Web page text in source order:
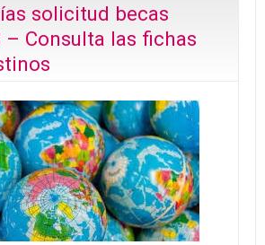
solicitud becas
– Consulta las fichas